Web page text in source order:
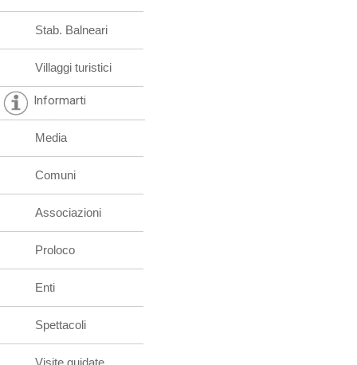
Stab. Balneari
Villaggi turistici
Informarti
Media
Comuni
Associazioni
Proloco
Enti
Spettacoli
Visite guidate